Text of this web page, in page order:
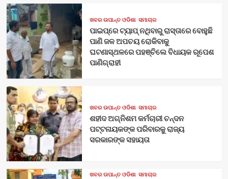
ଖବର ଉପାନ୍ତ ଓଡିଶା ସମାଚାର
ପାଇପ୍‌ରେ ଟ୍ୟାପ୍‌ ନଥିବାରୁ ରାସ୍ତାରେ ବୋହୁଛି
ପାଣି ଜଳ ଅପଚୟ ରୋକିବାକୁ
ଘଟଣାସ୍ଥଳରେ ପହଞ୍ଚିଲେ ବିଧାୟକ ରୂପେଶ
ପାଣିଗ୍ରାହୀ
ଖବର ଉପାନ୍ତ ଓଡିଶା ସମାଚାର
ଶହୀଦ ଅଗ୍ନିଶମ କର୍ମଚାରୀ ଚନ୍ଦନ
ପଟ୍ଟନାୟକଙ୍କ ପରିବାରକୁ ରାଜ୍ୟ
ସରକାରଙ୍କ ସହାୟତା
ଖବର ଉପାନ୍ତ ଓଡିଶା ସମାଚାର